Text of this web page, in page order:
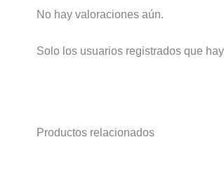
No hay valoraciones aún.
Solo los usuarios registrados que
Productos relacionados